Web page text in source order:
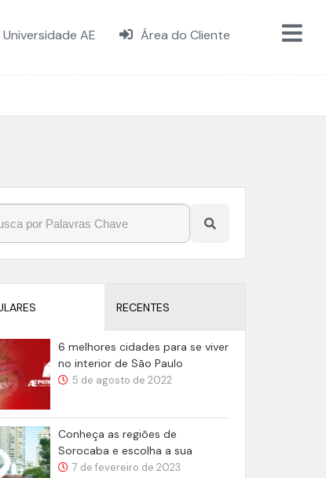
Universidade AE Área do Cliente
RECENTES
6 melhores cidades para se viver
no interior de São Paulo
5 de agosto de 2022
Conheça as regiões de
Sorocaba e escolha a sua
7 de fevereiro de 2023